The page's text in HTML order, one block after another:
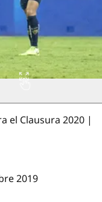
el Clausura 2020 |
2019